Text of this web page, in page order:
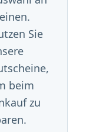
Sie
beim
zu